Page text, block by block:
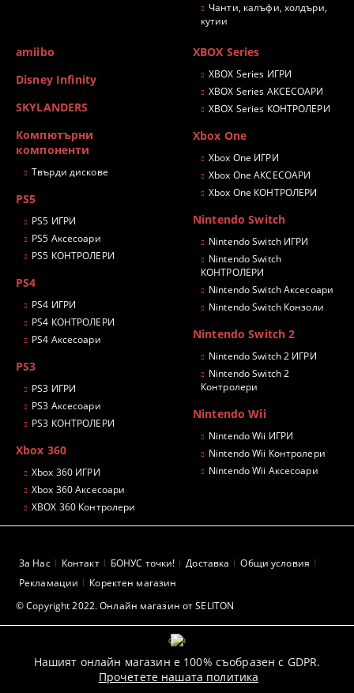
Чанти, калъфи, холдъри,
кутии
amiibo
Disney Infinity
SKYLANDERS
Компютърни
компоненти
Твърди дискове
PS5
PS5 ИГРИ
PS5 Аксесоари
PS5 КОНТРОЛЕРИ
PS4
PS4 ИГРИ
PS4 КОНТРОЛЕРИ
PS4 Аксесоари
PS3
PS3 ИГРИ
PS3 Аксесоари
PS3 КОНТРОЛЕРИ
Xbox 360
Xbox 360 ИГРИ
Xbox 360 Аксесоари
XBOX 360 Контролери
XBOX Series
XBOX Series ИГРИ
XBOX Series АКСЕСОАРИ
XBOX Series КОНТРОЛЕРИ
Xbox One
Xbox One ИГРИ
Xbox One АКСЕСОАРИ
Xbox One КОНТРОЛЕРИ
Nintendo Switch
Nintendo Switch ИГРИ
Nintendo Switch
КОНТРОЛЕРИ
Nintendo Switch Аксесоари
Nintendo Switch Конзоли
Nintendo Switch 2
Nintendo Switch 2 ИГРИ
Nintendo Switch 2
Контролери
Nintendo Wii
Nintendo Wii ИГРИ
Nintendo Wii Контролери
Nintendo Wii Аксесоари
© Copyright 2022. Онлайн магазин от SELITON
За Нас Контакт БОНУС точки! Доставка
Общи условия
Рекламации
Коректен магазин
GDPR
Нашият онлайн магазин е 100% съобразен с GDPR.
Прочетете нашата политика